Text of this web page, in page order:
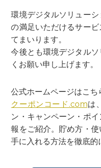
環境デジタルソリュー
の満足いただけるサー
てまいります。
今後とも環境デジタル
くお願い申し上げます。
公式ホームページはこち
クーポンコード.comは、
ン・ キャンペーン・ ポイ
報をご紹介。 貯め方・
手に入れる方法を徹底的